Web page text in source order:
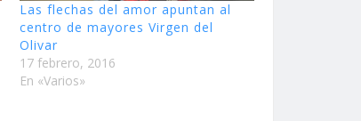
Las flechas del amor apuntan al
centro de mayores Virgen del
Olivar
17 febrero, 2016
En «Varios»